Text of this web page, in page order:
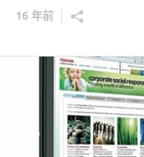
16 年前